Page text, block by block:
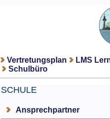
Vertretungsplan LMS
Schulbüro
SCHULE
Ansprechpartner